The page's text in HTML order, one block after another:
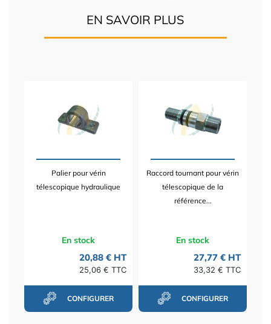
EN SAVOIR PLUS
Palier pour vérin
télescopique hydraulique
En stock
20,88 € HT
25,06 € TTC
CONFIGURER
Raccord tournant pour vérin
télescopique de la
référence...
En stock
27,77 € HT
33,32 € TTC
CONFIGURER